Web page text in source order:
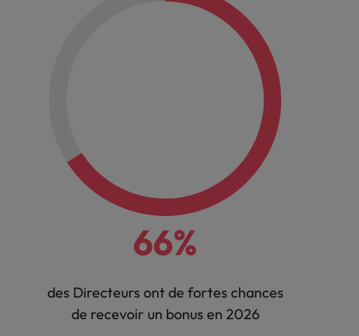
66%
des Directeurs ont de fortes chances
de recevoir un bonus en 2026